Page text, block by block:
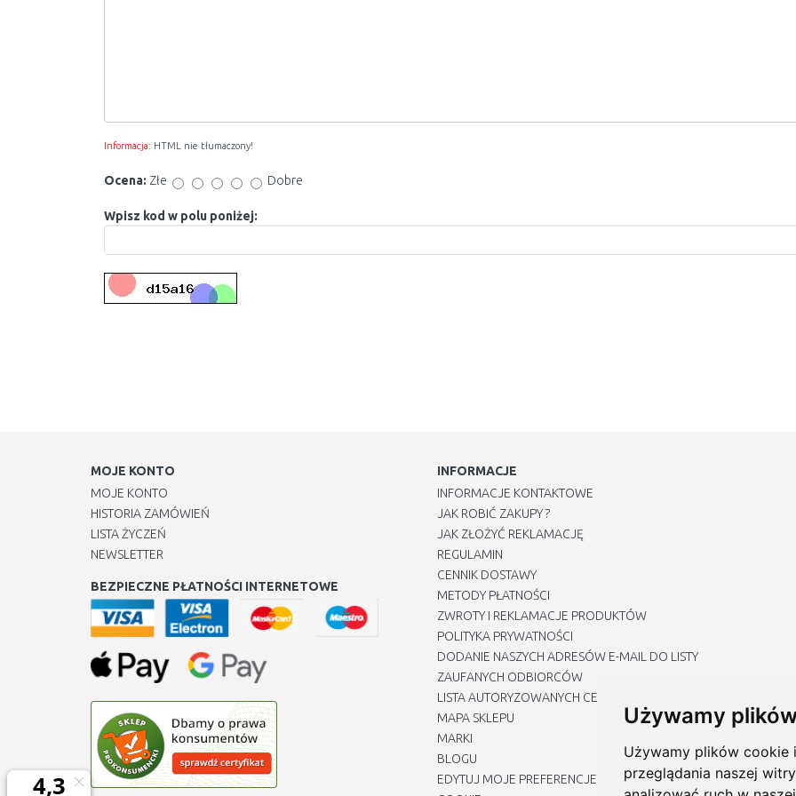
Używamy
Używamy plików cookie
przeglądania naszej
Informacja: HTML nie tłumaczony!
Ocena: Złe Dobre
Wpisz kod w polu poniżej:
MOJE KONTO
MOJE KONTO
HISTORIA ZAMÓWIEŃ
LISTA ŻYCZEŃ
NEWSLETTER
BEZPIECZNE PŁATNOŚCI INTERNETOWE
INFORMACJE
INFORMACJE KONTAKTOWE
JAK ROBIĆ ZAKUPY ?
JAK ZŁOŻYĆ REKLAMACJĘ
REGULAMIN
CENNIK DOSTAWY
METODY PŁATNOŚCI
ZWROTY I REKLAMACJE PRODUKTÓW
POLITYKA PRYWATNOŚCI
DODANIE NASZYCH ADRESÓW E-MAIL DO LISTY
ZAUFANYCH ODBIORCÓW
LISTA AUTORYZOWANYCH CENTRÓW SERWISOWYCH
MAPA SKLEPU
MARKI
BLOGU
EDYTUJ MOJE PREFERENCJE DOTYCZĄCE PLIKÓW